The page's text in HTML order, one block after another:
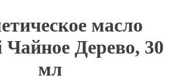
масло
Дерево, 30
мл